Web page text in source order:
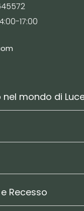
17:00
mondo di
Recesso